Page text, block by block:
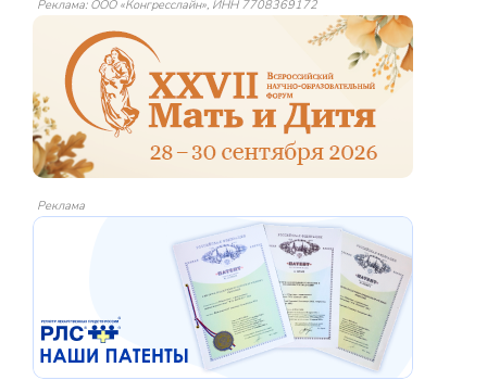
Реклама: ООО «Конгресслайн», ИНН 7708369172
Реклама